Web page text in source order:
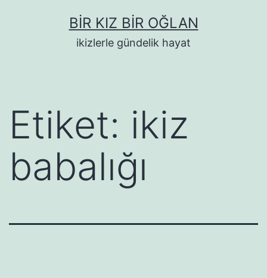
BIR KIZ BIR OĞLAN
ikizlerle gündelik hayat
Etiket: ikiz
babalığı